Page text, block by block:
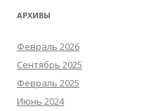
АРХИВЫ
Февраль 2026
Сентябрь 2025
Февраль 2025
Июнь 2024